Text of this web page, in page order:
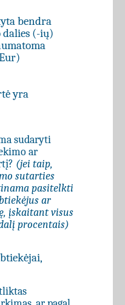
bendra
(-ių)
yra
sudaryti
ar
(jei taip,
sutarties
pasitelkti
ar
įskaitant visus
procentais)